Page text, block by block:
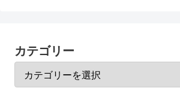
カテゴリー